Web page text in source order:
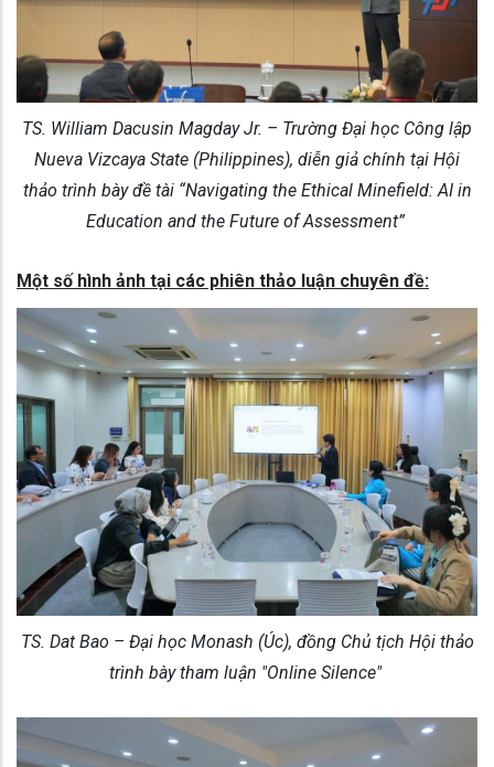
TS. William Dacusin Magday Jr. – Trường Đại học Công lập
Nueva Vizcaya State (Philippines), diễn giả chính tại Hội
thảo trình bày đề tài “Navigating the Ethical Minefield: AI in
Education and the Future of Assessment”
Một số hình ảnh tại các phiên thảo luận chuyên đề:
TS. Dat Bao – Đại học Monash (Úc), đồng Chủ tịch Hội thảo
trình bày tham luận "Online Silence"